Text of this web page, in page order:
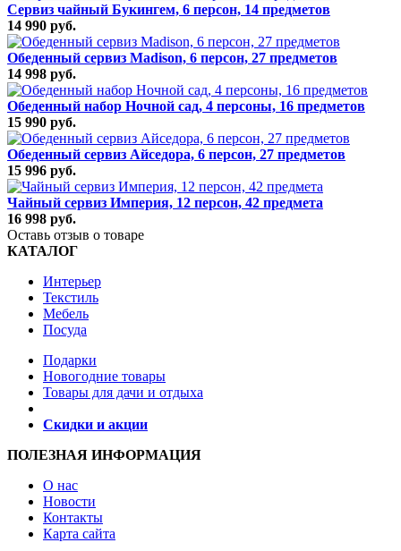
Сервиз чайный Букингем, 6 персон, 14 предметов
14 990 руб.
Обеденный сервиз Madison, 6 персон, 27 предметов
14 998 руб.
Обеденный набор Ночной сад, 4 персоны, 16 предметов
15 990 руб.
Обеденный сервиз Айседора, 6 персон, 27 предметов
15 996 руб.
Чайный сервиз Империя, 12 персон, 42 предмета
16 998 руб.
Оставь отзыв о товаре
КАТАЛОГ
Интерьер
Текстиль
Мебель
Посуда
Подарки
Новогодние товары
Товары для дачи и отдыха
Скидки и акции
ПОЛЕЗНАЯ ИНФОРМАЦИЯ
О нас
Новости
Контакты
Карта сайта